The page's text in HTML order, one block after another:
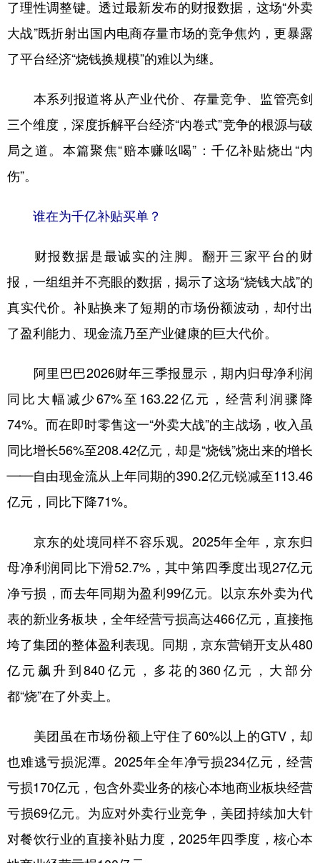
浙江 安徽 福建
山东 河南 湖北
陕西 甘肃 青海 宁夏
English Español Français عربى
Русский язык 日本語 한국어
了理性调整键。透过最新发布的财报数据，这场“外卖
大战”既折射出国内电商存量市场的竞争焦灼，更暴露
了平台经济“烧钱换规模”的难以为继。
本系列报道将从产业代价、存量竞争、监管亮剑
三个维度，深度拆解平台经济“内卷式”竞争的根源与破
局之道。本篇聚焦“赔本赚吆喝”：千亿补贴烧出“内
伤”。
谁在为千亿补贴买单？
财报数据是最诚实的注脚。翻开三家平台的财
报，一组组并不亮眼的数据，揭示了这场“烧钱大战”的
真实代价。补贴换来了短期的市场份额波动，却付出
了盈利能力、现金流乃至产业健康的巨大代价。
阿里巴巴2026财年三季报显示，期内归母净利润
同比大幅减少67%至163.22亿元，经营利润骤降
74%。而在即时零售这一“外卖大战”的主战场，收入虽
同比增长56%至208.42亿元，却是“烧钱”烧出来的增长
——自由现金流从上年同期的390.2亿元锐减至113.46
亿元，同比下降71%。
京东的处境同样不容乐观。2025年全年，京东归
母净利润同比下滑52.7%，其中第四季度出现27亿元
净亏损，而去年同期为盈利99亿元。以京东外卖为代
表的新业务板块，全年经营亏损高达466亿元，直接拖
垮了集团的整体盈利表现。同期，京东营销开支从480
亿元飙升到840亿元，多花的360亿元，大部分
都“烧”在了外卖上。
美团虽在市场份额上守住了60%以上的GTV，却
也难逃亏损泥潭。2025年全年净亏损234亿元，经营
亏损170亿元，包含外卖业务的核心本地商业板块经营
亏损69亿元。为应对外卖行业竞争，美团持续加大针
对餐饮行业的直接补贴力度，2025年四季度，核心本